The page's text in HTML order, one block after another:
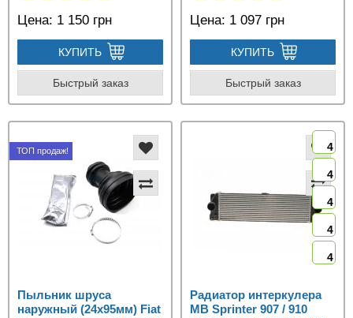
Цена: 1 150 грн
КУПИТЬ
Быстрый заказ
Цена: 1 097 грн
КУПИТЬ
Быстрый заказ
ТОП продаж!
Пыльник шруса
наружный (24х95мм) Fiat
4
4
4
4
4
Радиатор интеркулера
MB Sprinter 907 / 910